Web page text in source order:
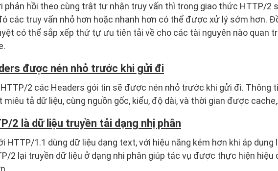
phản hồi theo cùng trật tự nhận truy vấn thì trong giao thức HTTP/2
các truy vấn nhỏ hơn hoặc nhanh hơn có thể được xử lý sớm hơn.
có thể sắp xếp thứ tự ưu tiên tải về cho các tài nguyên nào quan
được nén nhỏ trước khi gửi đi
2 các Headers gói tin sẽ được nén nhỏ trước khi gửi đi. Thông
miêu tả dữ liệu, cùng nguồn gốc, kiểu, độ dài, và thời gian được
2 là dữ liệu truyền tải dạng nhị phân
HTTP/1.1 dùng dữ liệu dạng text, với hiệu năng kém hơn khi áp
2 lại truyền dữ liệu ở dạng nhị phân giúp tác vụ được thực hiện hiệu